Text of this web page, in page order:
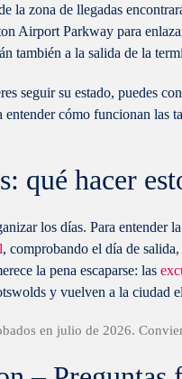
la zona de llegadas
Airport Parkway para
también a la salida de la
seguir su estado, puedes
entender cómo funcionan las
qué hacer
los días. Para entender
, comprobando el día de
la pena escaparse: las
y vuelven a la ciudad
en julio de 2026.